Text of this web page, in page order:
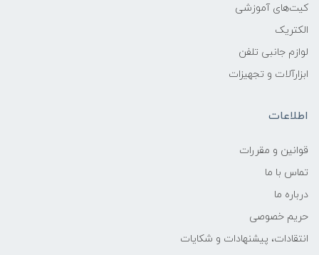
کیت‌های آموزشی
الکتریک
لوازم جانبی تلفن
ابزارآلات و تجهیزات
اطلاعات
قوانين و مقررات
تماس با ما
درباره ما
حریم خصوصی
انتقادات، پیشنهادات و شکایات